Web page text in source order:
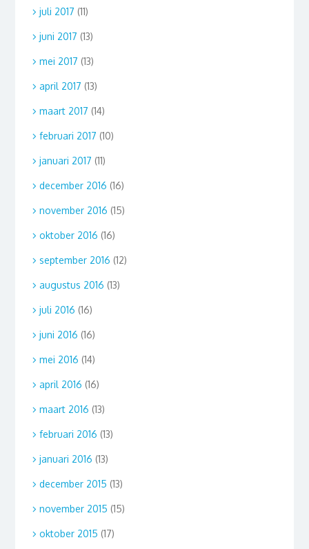
juli 2017 (11)
juni 2017 (13)
mei 2017 (13)
april 2017 (13)
maart 2017 (14)
februari 2017 (10)
januari 2017 (11)
december 2016 (16)
november 2016 (15)
oktober 2016 (16)
september 2016 (12)
augustus 2016 (13)
juli 2016 (16)
juni 2016 (16)
mei 2016 (14)
april 2016 (16)
maart 2016 (13)
februari 2016 (13)
januari 2016 (13)
december 2015 (13)
november 2015 (15)
oktober 2015 (17)